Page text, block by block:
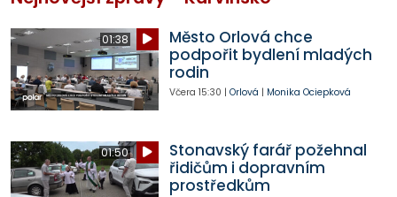
01:38
Město Orlová chce
podpořit bydlení mladých
rodin
Včera 15:30 | Orlová | Monika Ociepková
01:50
Stonavský farář požehnal
řidičům i dopravním
prostředkům